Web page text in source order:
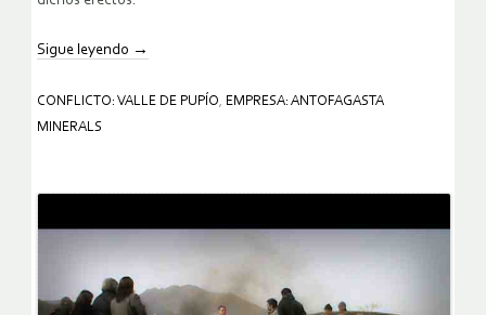
Sigue leyendo →
CONFLICTO: VALLE DE PUPÍO, EMPRESA: ANTOFAGASTA
MINERALS